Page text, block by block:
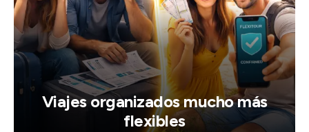
Viajes organizados mucho más
flexibles